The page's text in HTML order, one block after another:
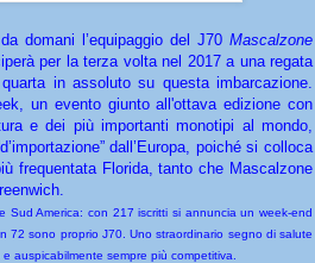
domani l’equipaggio del J70Mascalzone
per la terza volta nel 2017 a una regata
in assoluto su questa imbarcazione.
un evento giunto all'ottava edizione con
e dei più importanti monotipi al mondo,
dall’Europa, poiché si colloca
frequentata Florida, tanto che Mascalzone
America: con 217 iscritti si annuncia un week-end
72 sono proprio J70. Uno straordinario segno di salute
auspicabilmente sempre più competitiva.